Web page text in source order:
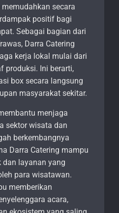
secara
positif bagi
Sebagai bagian dari
Darra Catering
kerja lokal mulai dari
produksi. Ini berarti,
box secara langsung
masyarakat sekitar.
menjaga
sektor wisata dan
berkembangnya
Darra Catering mampu
dan layanan yang
para wisatawan.
memberikan
acara,